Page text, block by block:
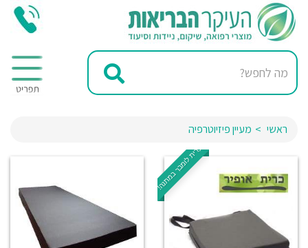
ראשי מעיין פיזיוטרפיה
כרית לומבר במתנה!